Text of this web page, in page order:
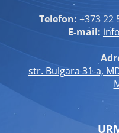
Telefon: +373 22
E-mail:
str. Bulgara 31-a,